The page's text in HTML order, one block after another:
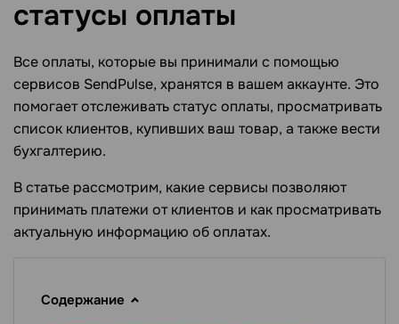
статусы оплаты
Все оплаты, которые вы принимали с помощью
сервисов SendPulse, хранятся в вашем аккаунте. Это
помогает отслеживать статус оплаты, просматривать
список клиентов, купивших ваш товар, а также вести
бухгалтерию.
В статье рассмотрим, какие сервисы позволяют
принимать платежи от клиентов и как просматривать
актуальную информацию об оплатах.
Содержание